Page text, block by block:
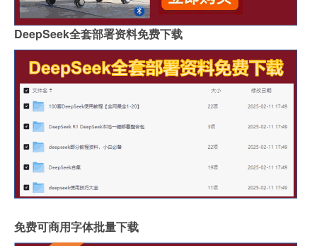
DeepSeek全套部署资料免费下载
免费可商用字体批量下载